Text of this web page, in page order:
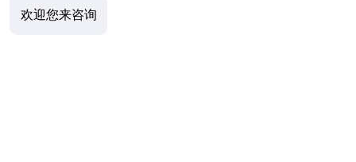
欢迎您来咨询